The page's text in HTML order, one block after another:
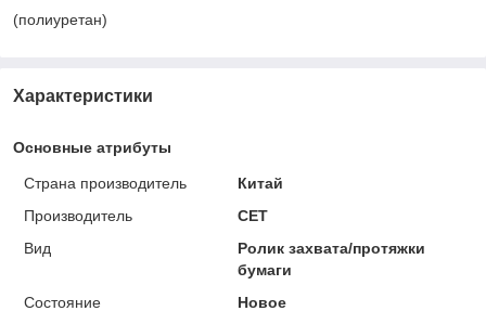
(полиуретан)
Характеристики
Основные атрибуты
Страна производитель
Китай
Производитель
CET
Вид
Ролик захвата/протяжки
бумаги
Состояние
Новое